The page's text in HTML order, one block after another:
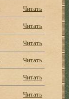
Читать
Читать
Читать
Читать
Читать
Читать